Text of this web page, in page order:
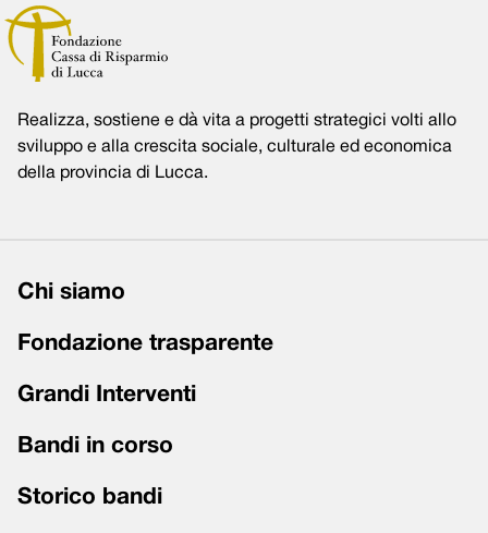
Realizza, sostiene e dà vita a progetti strategici volti allo
sviluppo e alla crescita sociale, culturale ed economica
della provincia di Lucca.
Chi siamo
Fondazione trasparente
Grandi Interventi
Bandi in corso
Storico bandi